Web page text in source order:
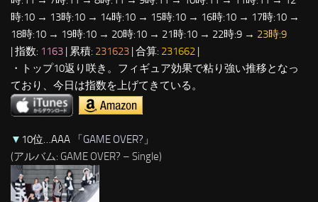
時:10 → 13時:10 → 14時:10 → 15時:10 → 16時:10 → 17時:10 →
18時:10 → 19時:10 → 20時:10 → 21時:10 → 22時:9 → 23時:9
| 指数: 1163 | 累積: 231623 | 合算: 231662 |
・トップ10返り咲き。フィギュア効果で粘り強い推移となっ
ており、今日は指数を上げてきている。
▼ 10位…AAA 「GAME OVER? 」
(アルバム: GAME OVER? – Single)